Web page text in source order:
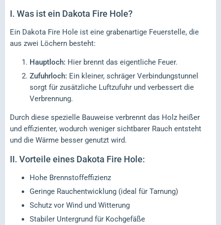
I. Was ist ein Dakota Fire Hole?
Ein Dakota Fire Hole ist eine grabenartige Feuerstelle, die
aus zwei Löchern besteht:
Hauptloch: Hier brennt das eigentliche Feuer.
Zufuhrloch: Ein kleiner, schräger Verbindungstunnel
sorgt für zusätzliche Luftzufuhr und verbessert die
Verbrennung.
Durch diese spezielle Bauweise verbrennt das Holz heißer
und effizienter, wodurch weniger sichtbarer Rauch entsteht
und die Wärme besser genutzt wird.
II. Vorteile eines Dakota Fire Hole:
Hohe Brennstoffeffizienz
Geringe Rauchentwicklung (ideal für Tarnung)
Schutz vor Wind und Witterung
Stabiler Untergrund für Kochgefäße